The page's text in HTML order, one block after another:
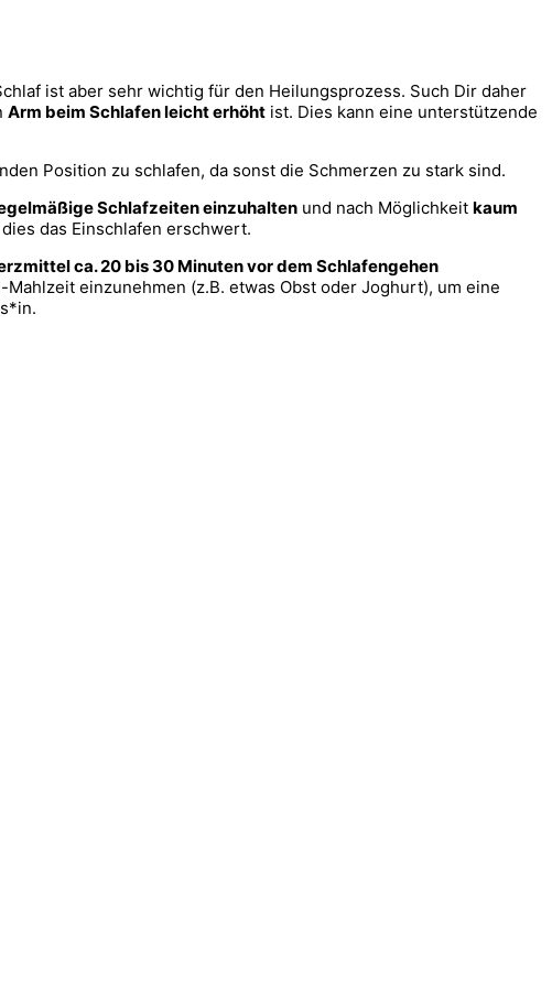
ist aber sehr wichtig für den Heilungsprozess. Such Dir daher
Arm beim Schlafen leicht erhöht ist. Dies kann eine unterstützende
Position zu schlafen, da sonst die Schmerzen zu stark sind.
Schlafzeiten einzuhalten und nach Möglichkeit kaum
dies das Einschlafen erschwert.
ca. 20 bis 30 Minuten vor dem Schlafengehen
einzunehmen (z.B. etwas Obst oder Joghurt), um eine